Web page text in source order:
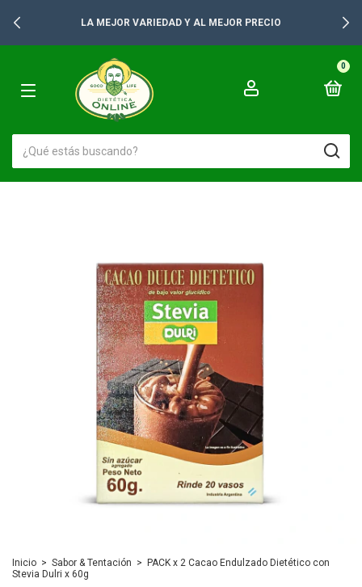
LA MEJOR VARIEDAD Y AL MEJOR PRECIO
0
Inicio > Sabor & Tentación >
PACK x 2 Cacao Endulzado Dietético con
Stevia Dulri x 60g